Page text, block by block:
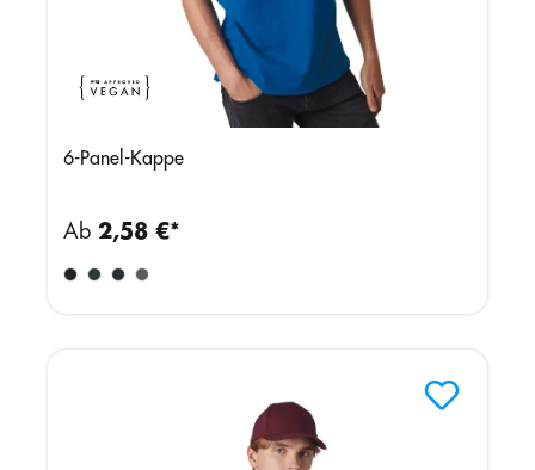
6-Panel-Kappe
Ab 2,58 €*